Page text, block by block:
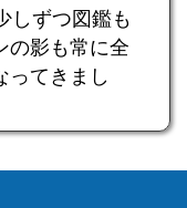
しずつ図鑑も
の影も常に全
ってきまし